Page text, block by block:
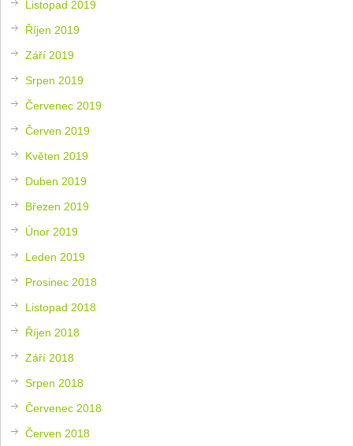
Listopad 2019
Říjen 2019
Září 2019
Srpen 2019
Červenec 2019
Červen 2019
Květen 2019
Duben 2019
Březen 2019
Únor 2019
Leden 2019
Prosinec 2018
Listopad 2018
Říjen 2018
Září 2018
Srpen 2018
Červenec 2018
Červen 2018